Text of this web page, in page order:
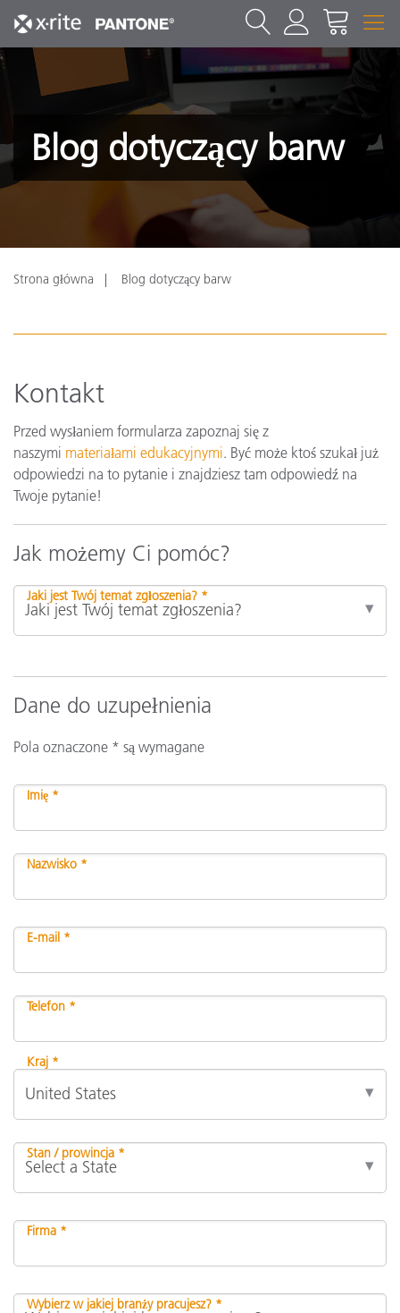
Blog dotyczący barw
Strona główna Blog dotyczący barw
Kontakt
Przed wysłaniem formularza zapoznaj się z
naszymi materiałami edukacyjnymi. Być może ktoś szukał już
odpowiedzi na to pytanie i znajdziesz tam odpowiedź na
Twoje pytanie!
Jak możemy Ci pomóc?
Jaki jest Twój temat zgłoszenia? *
Dane do uzupełnienia
Pola oznaczone * są wymagane
Imię *
Nazwisko *
E-mail *
Telefon *
Kraj *
Stan / prowincja *
Firma *
Wybierz w jakiej branży pracujesz? *